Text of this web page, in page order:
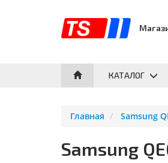
КАТАЛОГ
Главная Samsung
Samsung